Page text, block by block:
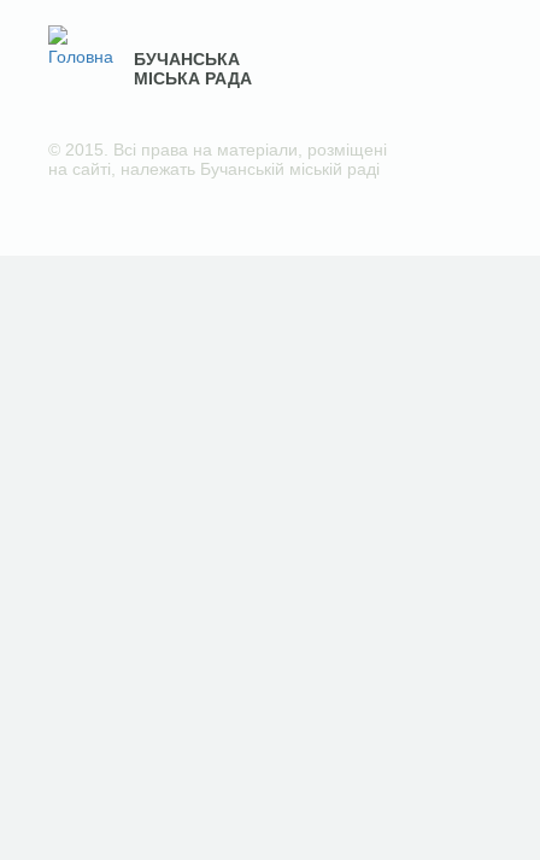
БУЧАНСЬКА
МІСЬКА РАДА
© 2015. Всі права на матеріали, розміщені
на сайті, належать Бучанській міській раді